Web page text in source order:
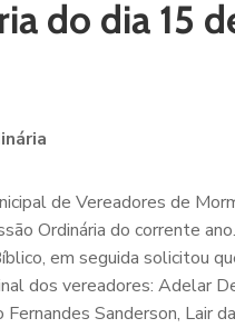
do dia 15
de Vereadores de
Ordinária do corrente
em seguida solicitou
dos vereadores: Adelar
Sanderson, Lair